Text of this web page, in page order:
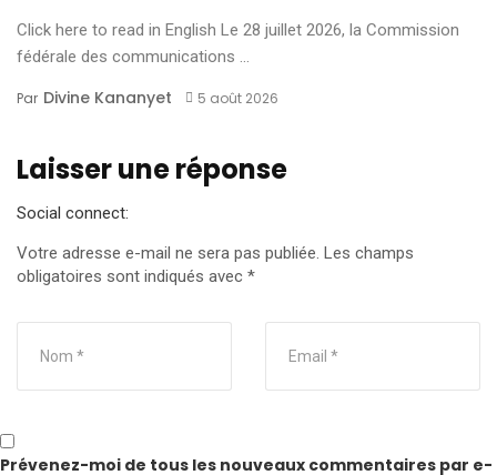
Click here to read in English Le 28 juillet 2026, la Commission
fédérale des communications ...
Par Divine Kananyet 5 août 2026
Laisser une réponse
Social connect:
Votre adresse e-mail ne sera pas publiée. Les champs
obligatoires sont indiqués avec *
Prévenez-moi de tous les nouveaux commentaires par e-